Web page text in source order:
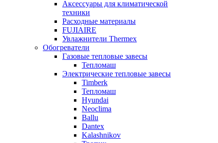
Аксессуары для климатической
техники
Расходные материалы
FUJIAIRE
Увлажнители Thermex
Обогреватели
Газовые тепловые завесы
Тепломаш
Электрические тепловые завесы
Timberk
Тепломаш
Hyundai
Neoclima
Ballu
Dantex
Kalashnikov